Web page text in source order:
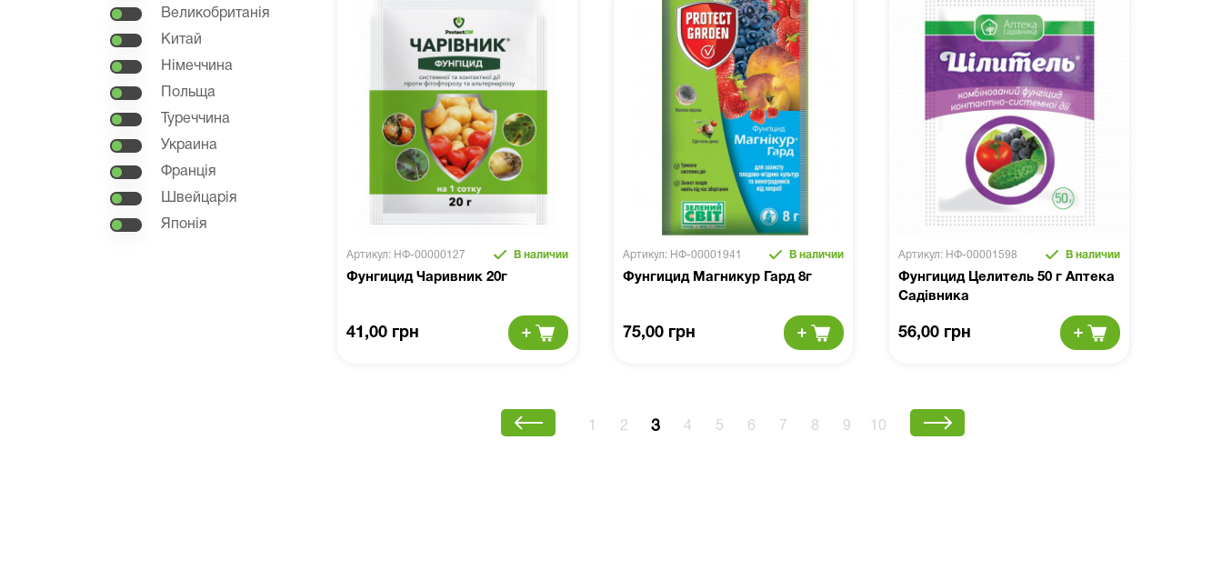
Великобританія
Китай
Німеччина
Польща
Туреччина
Украина
Франція
Швейцарія
Японія
Артикул: НФ-00000127 В наличии
Фунгицид Чаривник 20г
41,00 грн
Артикул: НФ-00001941 В наличии
Фунгицид Магникур Гард 8г
75,00 грн
Артикул: НФ-00001598 В наличии
Фунгицид Целитель 50 г Аптека
Садівника
56,00 грн
2 3 4 5 6 7 8 9 10